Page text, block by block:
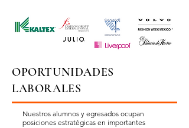
OPORTUNIDADES
LABORALES
Nuestros alumnos y egresados ocupan
posiciones estratégicas en importantes